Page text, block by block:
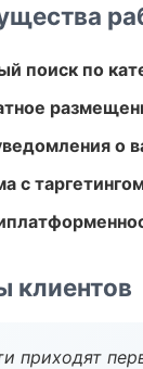
поиск по
о
с
клиентов
приходят